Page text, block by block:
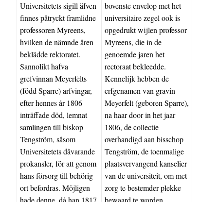
Universitetets sigill äfven
finnes påtryckt framlidne
professoren Myreens,
hvilken de nämnde åren
beklädde rektoratet.
Sannolikt hafva
grefvinnan Meyerfelts
(född Sparre) arfvingar,
efter hennes år 1806
inträffade död, lemnat
samlingen till biskop
Tengström, såsom
Universitetets dåvarande
prokansler, för att genom
hans försorg till behörig
ort befordras. Möjligen
bovenste envelop met het
universitaire zegel ook is
opgedrukt wijlen professor
Myreens, die in de
genoemde jaren het
rectoraat bekleedde.
Kennelijk hebben de
erfgenamen van gravin
Meyerfelt (geboren Sparre),
na haar door in het jaar
1806, de collectie
overhandigd aan bisschop
Tengström, de toenmalige
plaatsvervangend kanselier
van de universiteit, om met
zorg te bestemder plekke